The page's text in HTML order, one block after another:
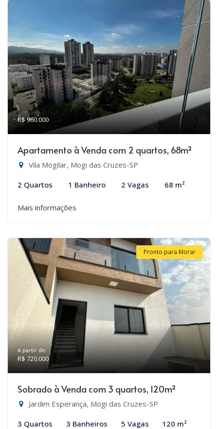
R$ 960.000
Apartamento à Venda com 2 quartos, 68m²
Vila Mogilar, Mogi das Cruzes-SP
2 Quartos 1 Banheiro 2 Vagas 68 m²
Mais informações
Pronto para Morar
A partir de:
R$ 720.000
Sobrado à Venda com 3 quartos, 120m²
Jardim Esperança, Mogi das Cruzes-SP
3 Quartos 3 Banheiros 5 Vagas 120 m²